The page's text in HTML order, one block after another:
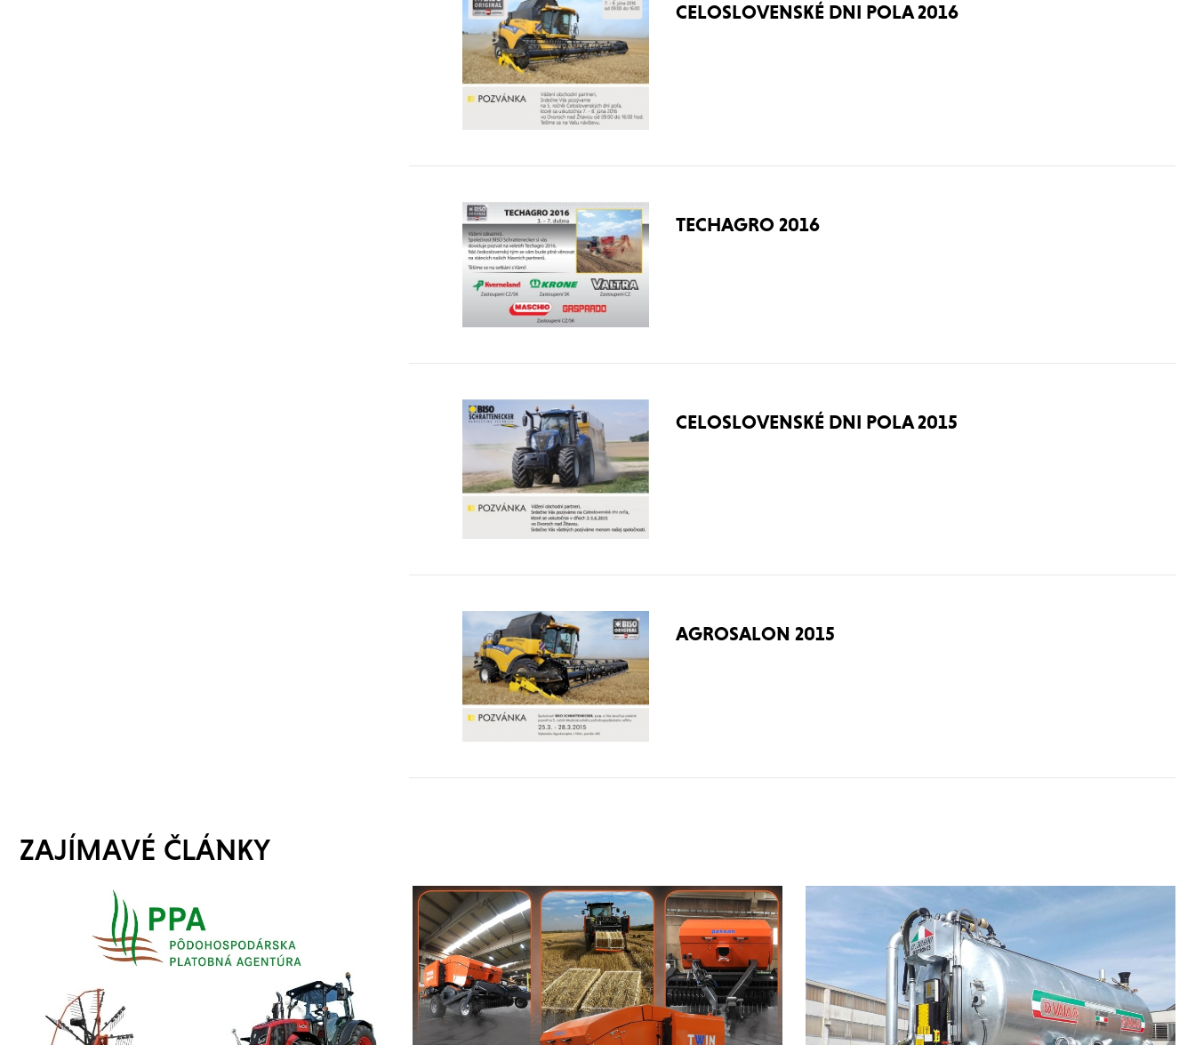
CELOSLOVENSKÉ DNI POLA 2016
TECHAGRO 2016
CELOSLOVENSKÉ DNI POLA 2015
AGROSALON 2015
ZAJÍMAVÉ ČLÁNKY